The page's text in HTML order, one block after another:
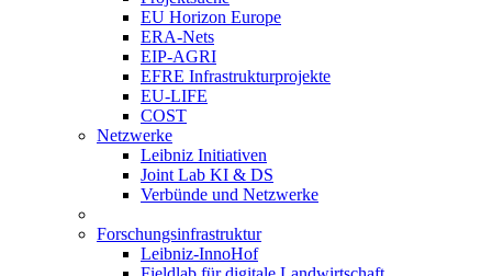
EU Horizon Europe
ERA-Nets
EIP-AGRI
EFRE Infrastrukturprojekte
EU-LIFE
COST
Netzwerke
Leibniz Initiativen
Joint Lab KI & DS
Verbünde und Netzwerke
Forschungsinfrastruktur
Leibniz-InnoHof